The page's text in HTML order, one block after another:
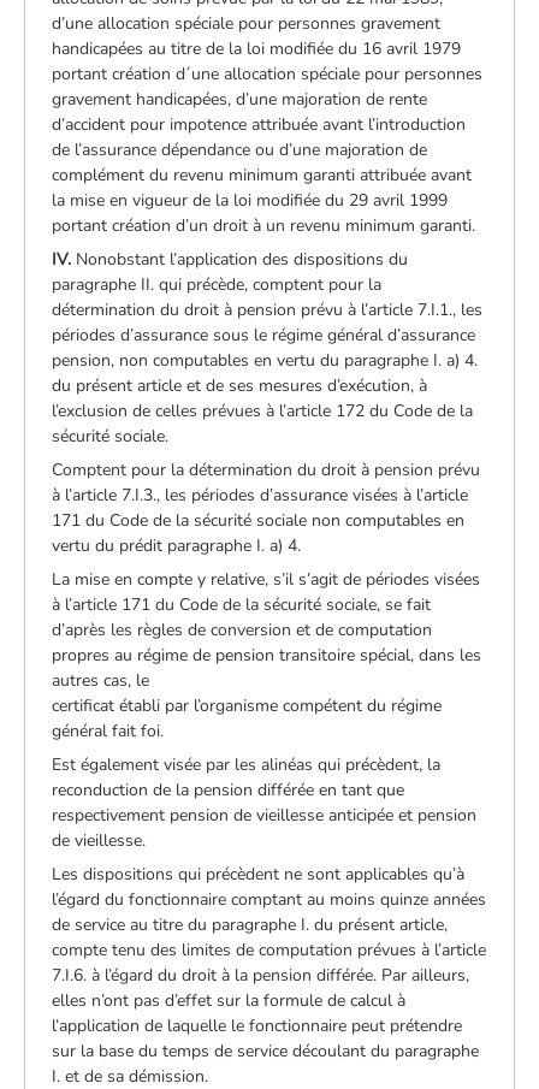
d’une allocation spéciale pour personnes gravement
handicapées au titre de la loi modifiée du 16 avril 1979
portant création d´une allocation spéciale pour personnes
gravement handicapées, d’une majoration de rente
d’accident pour impotence attribuée avant l’introduction
de l’assurance dépendance ou d’une majoration de
complément du revenu minimum garanti attribuée avant
la mise en vigueur de la loi modifiée du 29 avril 1999
portant création d’un droit à un revenu minimum garanti.
IV. Nonobstant l’application des dispositions du
paragraphe II. qui précède, comptent pour la
détermination du droit à pension prévu à l’article 7.I.1., les
périodes d’assurance sous le régime général d’assurance
pension, non computables en vertu du paragraphe I. a) 4.
du présent article et de ses mesures d’exécution, à
l’exclusion de celles prévues à l’article 172 du Code de la
sécurité sociale.
Comptent pour la détermination du droit à pension prévu
à l’article 7.I.3., les périodes d’assurance visées à l’article
171 du Code de la sécurité sociale non computables en
vertu du prédit paragraphe I. a) 4.
La mise en compte y relative, s’il s’agit de périodes visées
à l’article 171 du Code de la sécurité sociale, se fait
d’après les règles de conversion et de computation
propres au régime de pension transitoire spécial, dans les
autres cas, le
certificat établi par l’organisme compétent du régime
général fait foi.
Est également visée par les alinéas qui précèdent, la
reconduction de la pension différée en tant que
respectivement pension de vieillesse anticipée et pension
de vieillesse.
Les dispositions qui précèdent ne sont applicables qu’à
l’égard du fonctionnaire comptant au moins quinze années
de service au titre du paragraphe I. du présent article,
compte tenu des limites de computation prévues à l’article
7.I.6. à l’égard du droit à la pension différée. Par ailleurs,
elles n’ont pas d’effet sur la formule de calcul à
l’application de laquelle le fonctionnaire peut prétendre
sur la base du temps de service découlant du paragraphe
I. et de sa démission.